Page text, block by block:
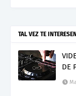
TAL VEZ TE
DE